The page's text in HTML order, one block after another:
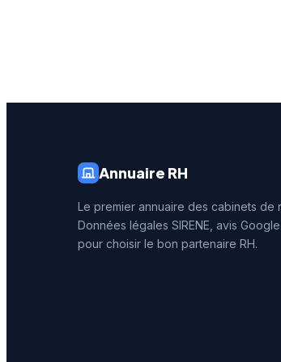
Annuaire RH
Le premier annuaire des cabinets de
Données légales SIRENE, avis
pour choisir le bon partenaire RH.